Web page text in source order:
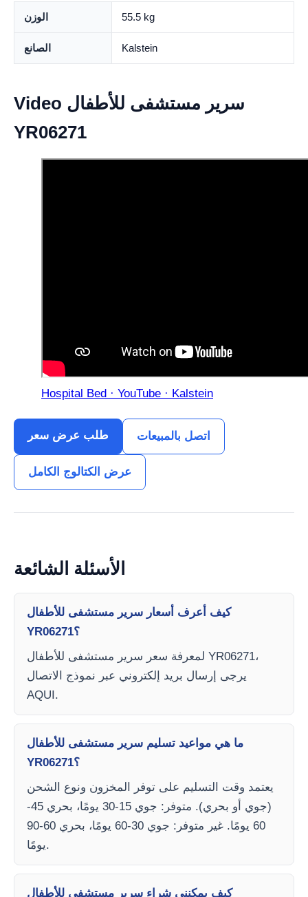
الوزن 55.5 kg
الصانع Kalstein
Video سرير مستشفى للأطفال
YR06271
Hospital Bed · YouTube · Kalstein
طلب عرض سعر اتصل بالمبيعات
عرض الكتالوج الكامل
الأسئلة الشائعة
كيف أعرف أسعار سرير مستشفى للأطفال
YR06271؟
لمعرفة سعر سرير مستشفى للأطفال YR06271،
يرجى إرسال بريد إلكتروني عبر نموذج الاتصال
AQUI.
ما هي مواعيد تسليم سرير مستشفى للأطفال
YR06271؟
يعتمد وقت التسليم على توفر المخزون ونوع الشحن
(جوي أو بحري). متوفر: جوي 15-30 يومًا، بحري 45-
60 يومًا. غير متوفر: جوي 30-60 يومًا، بحري 60-90
يومًا.
كيف يمكنني شراء سرير مستشفى للأطفال